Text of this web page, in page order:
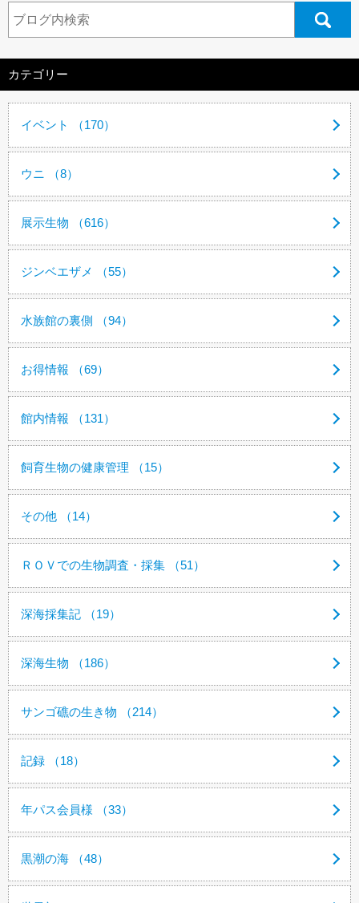
カテゴリー
イベント （170）
ウニ （8）
展示生物 （616）
ジンベエザメ （55）
水族館の裏側 （94）
お得情報 （69）
館内情報 （131）
飼育生物の健康管理 （15）
その他 （14）
ＲＯＶでの生物調査・採集 （51）
深海採集記 （19）
深海生物 （186）
サンゴ礁の生き物 （214）
記録 （18）
年パス会員様 （33）
黒潮の海 （48）